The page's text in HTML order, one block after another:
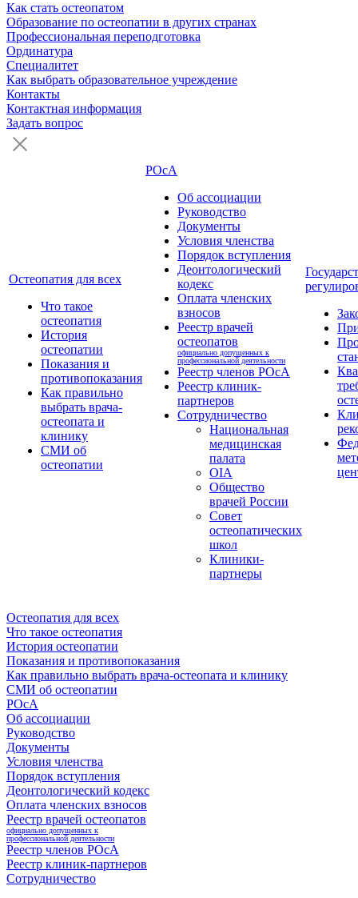
Как стать остеопатом
Образование по остеопатии в других странах
Профессиональная переподготовка
Ординатура
Специалитет
Как выбрать образовательное учреждение
Контакты
Контактная информация
Задать вопрос
Остеопатия для всех
Что такое
остеопатия
История
остеопатии
Показания и
противопоказания
Как правильно
выбрать врача-
остеопата и
клинику
СМИ об
остеопатии
РОсА
Об ассоциации
Руководство
Документы
Условия членства
Порядок вступления
Деонтологический
кодекс
Оплата членских
взносов
Реестр врачей
остеопатов
официально допущенных к
профессиональной деятельности
Реестр членов РОсА
Реестр клиник-
партнеров
Сотрудничество
Национальная
медицинская
палата
OIA
Общество
врачей России
Совет
остеопатических
школ
Клиники-
партнеры
Остеопатия для всех
Что такое остеопатия
История остеопатии
Показания и противопоказания
Как правильно выбрать врача-остеопата и клинику
СМИ об остеопатии
РОсА
Об ассоциации
Руководство
Документы
Условия членства
Порядок вступления
Деонтологический кодекс
Оплата членских взносов
Реестр врачей остеопатов
официально допущенных к
профессиональной деятельности
Реестр членов РОсА
Реестр клиник-партнеров
Сотрудничество